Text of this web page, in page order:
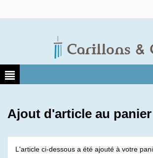
Ajout d'article au panier
L'article ci-dessous a été ajouté à votre